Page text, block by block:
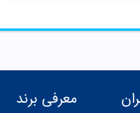
معرفی برند